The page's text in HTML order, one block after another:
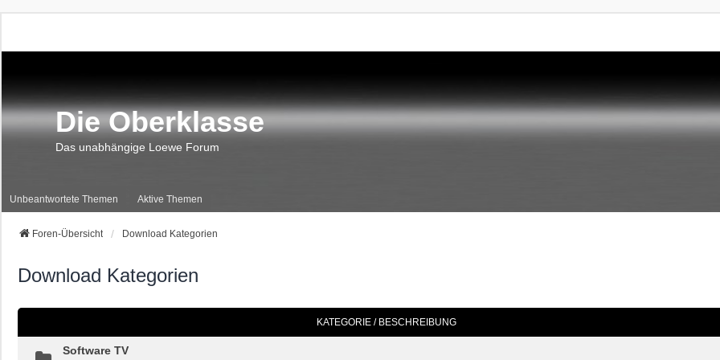
Die Oberklasse
Das unabhängige Loewe Forum
Unbeantwortete Themen Aktive Themen
Foren-Übersicht Download Kategorien
Download Kategorien
KATEGORIE / BESCHREIBUNG
Software TV